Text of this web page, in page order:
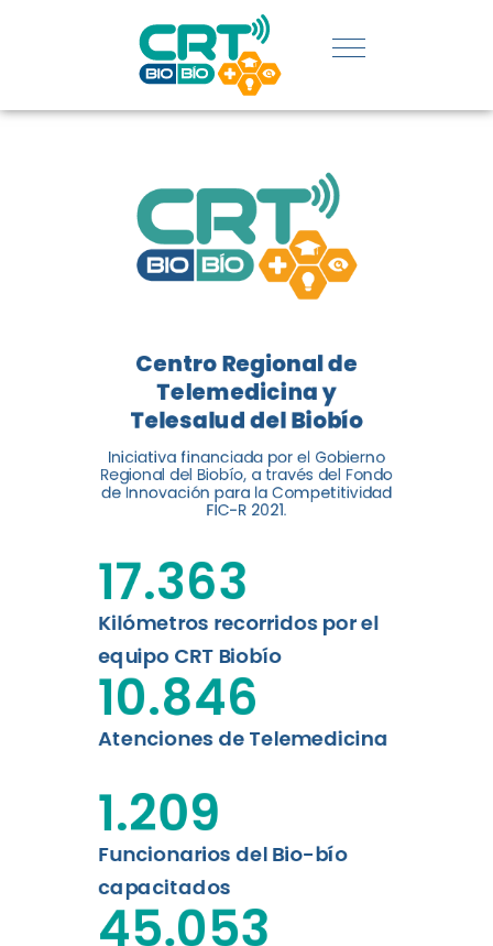
DE
Y
TELESALUD
EN CHILE
La nueva norma chilena 3858,
adaptada del estándar
internacional ISO 13131, fue
impulsada por el Centro
Regional de Telemedicina y
Telesalud del Biobío, a través
de la Universidad de
Leer más
Centro Regional de
Telemedicina y
Telesalud del Biobío
Iniciativa financiada por el Gobierno
Regional del Biobío, a través del Fondo
de Innovación para la Competitividad
FIC-R 2021.
Kilómetros recorridos por el
equipo CRT Biobío
17.363
Atenciones de Telemedicina
10.846
Funcionarios del Bio-bío
capacitados
1.209
45.053